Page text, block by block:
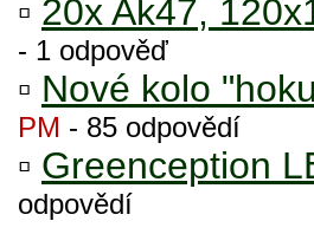
▫ 20x Ak47,
- 1 odpověď
▫ Nové kolo
PM - 85 odpovědí
▫ Greenception
odpovědí